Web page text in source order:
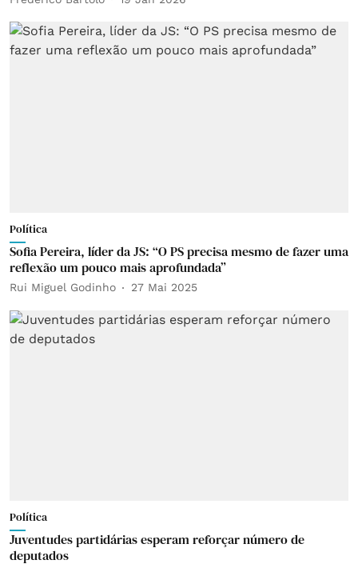
Política
Sofia Pereira, líder da JS: “O PS precisa mesmo de fazer uma
reflexão um pouco mais aprofundada”
Rui Miguel Godinho 27 Mai 2025
Política
Juventudes partidárias esperam reforçar número de
deputados